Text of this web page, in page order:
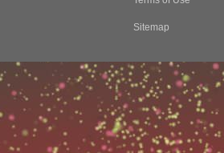
Sitemap